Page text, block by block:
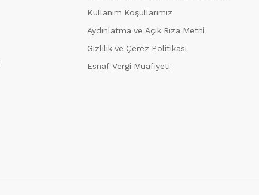
Kullanım Koşullarımız
Aydınlatma ve Açık Rıza Metni
Gizlilik ve Çerez Politikası
Esnaf Vergi Muafiyeti